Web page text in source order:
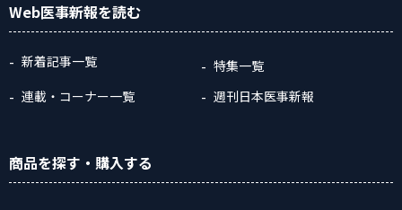
Web医事新報を読む
新着記事一覧
特集一覧
連載・コーナー一覧
週刊日本医事新報
商品を探す ・購入する